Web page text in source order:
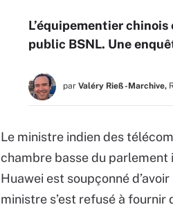
L’équipementier
public BSNL. Une
par Valéry Rieß-Marchive,
Le ministre indien des
chambre basse du parlement
Huawei est soupçonné
ministre s’est refusé à fournir